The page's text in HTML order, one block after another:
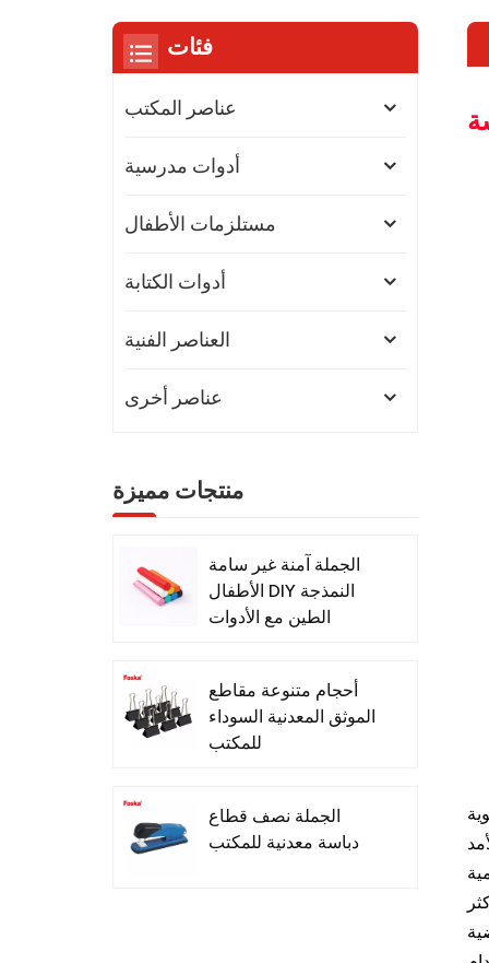
فئات
عناصر المكتب
أدوات مدرسية
مستلزمات الأطفال
أدوات الكتابة
العناصر الفنية
عناصر أخرى
منتجات مميزة
الجملة آمنة غير سامة
الأطفال DIY النمذجة
الطين مع الأدوات
أحجام متنوعة مقاطع
الموثق المعدنية السوداء
للمكتب
الجملة نصف قطاع
دباسة معدنية للمكتب